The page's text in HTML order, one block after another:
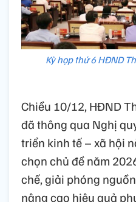
Kỳ họp thứ 6 HĐND
Chiều 10/12, HĐND
đã thông qua Nghị
triển kinh tế – xã hội
chọn chủ đề năm
chế, giải phóng
nâng cao hiệu quả